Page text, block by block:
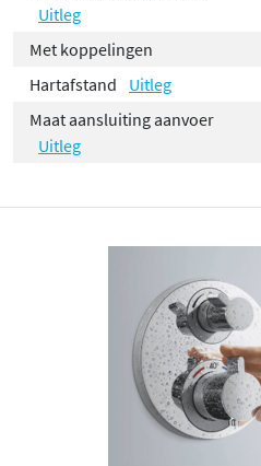
Uitleg
Met koppelingen
Hartafstand
Uitleg
Maat aansluiting aanvoer
Uitleg